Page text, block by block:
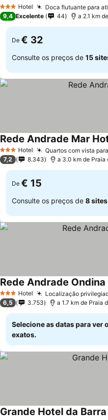
3 EstrelasHotel Doca flutuante para
9,4 Excelente 44 a 2.1 km
De € 32
Consulte os preços de 15
3 EstrelasHotel Quartos com vista
Rede Andrade Mar
7,2 8.343 a 3.0 km de Praia
De € 15
Consulte os preços de 8 sites
3 EstrelasHotel Localização
Rede Andrade
6,5 3.753 a 1.7 km de Praia
Selecione as datas para ver
exatos.
Grande Hotel da Barra